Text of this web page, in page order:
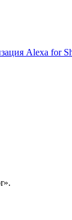
Alexa for